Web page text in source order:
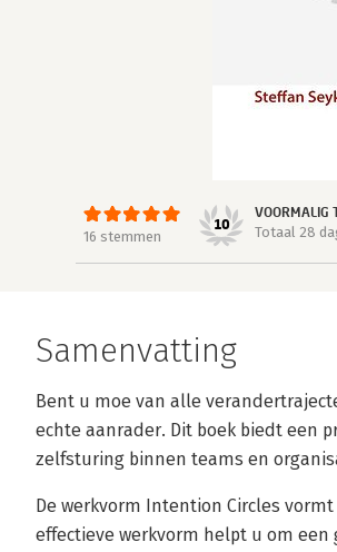
16 stemmen
10
VOORMALIG
Totaal 28
Samenvatting
Bent u moe van alle
echte aanrader. Dit boek biedt een
zelfsturing binnen teams en
De werkvorm Intention Circles
effectieve werkvorm helpt u om